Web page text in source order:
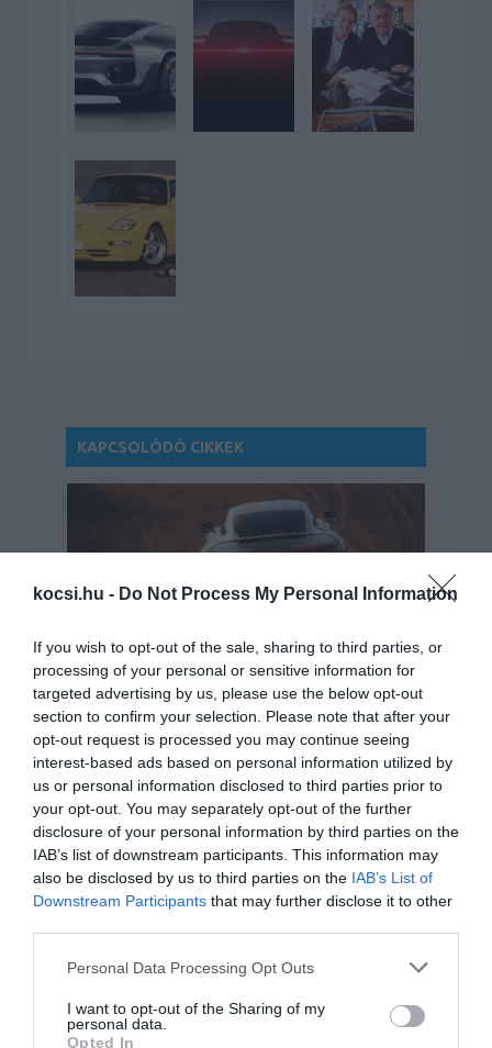
kocsi.hu - Do Not Process My Personal Information
If you wish to opt-out of the sale, sharing to third parties, or
processing of your personal or sensitive information for
targeted advertising by us, please use the below opt-out
section to confirm your selection. Please note that after your
opt-out request is processed you may continue seeing
interest-based ads based on personal information utilized by
us or personal information disclosed to third parties prior to
your opt-out. You may separately opt-out of the further
disclosure of your personal information by third parties on the
IAB’s list of downstream participants. This information may
also be disclosed by us to third parties on the IAB’s List of
Downstream Participants that may further disclose it to other
Please note that this website/app uses one or more Google
not limited to your visit or usage behaviour. You may click to
grant or deny consent to Google and its third-party tags to
Personal Data Processing Opt Outs
I want to opt-out of the Sharing of my
personal data.
Opted In
KAPCSOLÓDÓ CIKKEK
Hivatalosan is bemutatkozott Marc
Philipp Gemballa…
Brutális csúcs-Porsche